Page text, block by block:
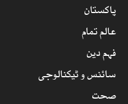
پاکستان
عالم تمام
فہم دین
سائنس و ٹیکنالوجی
صحت